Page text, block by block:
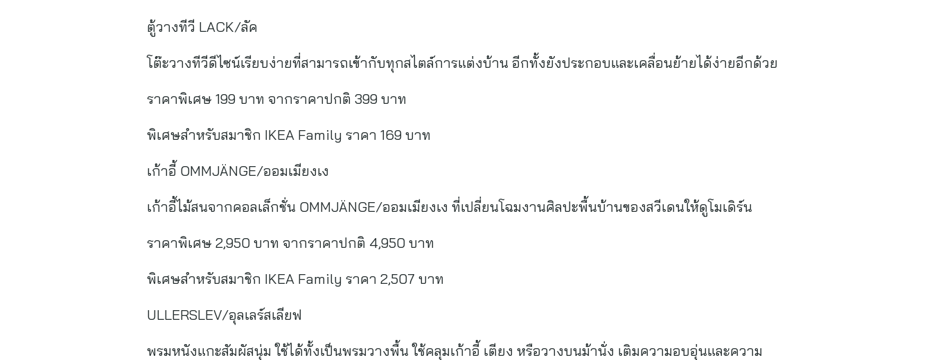
ตู้วางทีวี LACK/ลัค
โต๊ะวางทีวีดีไซน์เรียบง่ายที่สามารถเข้ากับทุกสไตล์การแต่งบ้าน อีกทั้งยังประกอบและเคลื่อนย้ายได้ง่ายอีกด้วย
ราคาพิเศษ 199 บาท จากราคาปกติ 399 บาท
พิเศษสำหรับสมาชิก IKEA Family ราคา 169 บาท
เก้าอี้ OMMJÄNGE/ออมเมียงเง
เก้าอี้ไม้สนจากคอลเล็กชั่น OMMJÄNGE/ออมเมียงเง ที่เปลี่ยนโฉมงานศิลปะพื้นบ้านของสวีเดนให้ดูโมเดิร์น
ราคาพิเศษ 2,950 บาท จากราคาปกติ 4,950 บาท
พิเศษสำหรับสมาชิก IKEA Family ราคา 2,507 บาท
ULLERSLEV/อุลเลร์สเลียฟ
พรมหนังแกะสัมผัสนุ่ม ใช้ได้ทั้งเป็นพรมวางพื้น ใช้คลุมเก้าอี้ เตียง หรือวางบนม้านั่ง เติมความอบอุ่นและความ